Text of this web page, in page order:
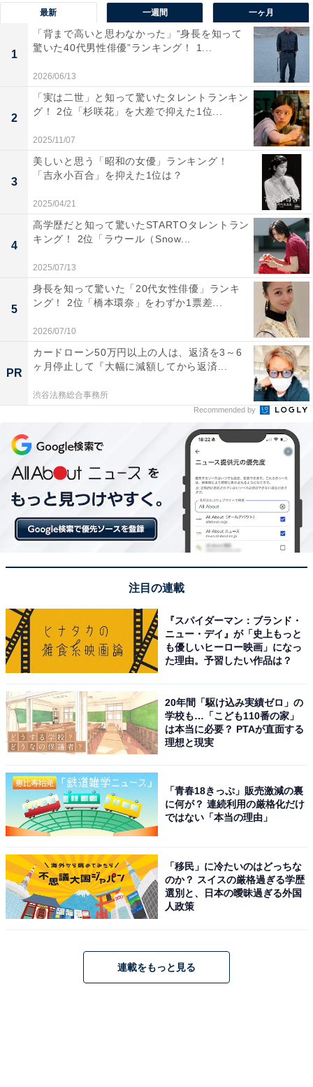
1位：道枝駿佑／63票
View this post on Instagram
A post shared by 道枝駿佑 / Michieda Shunsuke
1位に輝いたのは、道枝駿佑さん！ アイドル活動だけで
なく、俳優、モデルとしても活躍しています。2022年12
月からは、ファッション雑誌『MEN’S NON-NO』（集英
ート。美しいビジュアルとスタイルの良さを生かし、カ
装を格好良く着こなしています。
回答者からは「背が高くてスタイルも良いのでシンプル
の表紙を務めることも多く、MEN’S NON NOに登場して
男性からの人気も獲得しているからです」（60代男性／
愛知県）、「高い身長と端正なルックスを生かしてモデ
ルとしても活躍中でおしゃれだと思うからです」（60代
女性／愛知県）、「ハイブランドを着こなしていてオシ
ャレだから」（20代女性／東京都）などの声が上がりま
した。
※回答者からのコメントは原文ママです
この記事の筆者：児玉 友梨 プロフィール
1987年東京都生まれ。フリーライター。地方に移住し、
稿しています。
最新 一週間 一ヶ月
1
「背まで高いと思わなかった」“身長を知って
驚いた40代男性俳優”ランキング！ 1...
2026/06/13
2
「実は二世」と知って驚いたタレントランキン
グ！ 2位「杉咲花」を大差で抑えた1位...
2025/11/07
3
美しいと思う「昭和の女優」ランキング！
「吉永小百合」を抑えた1位は？
2025/04/21
4
高学歴だと知って驚いたSTARTOタレントラン
キング！ 2位「ラウール（Snow...
2025/07/13
5
身長を知って驚いた「20代女性俳優」ランキ
ング！ 2位「橋本環奈」をわずか1票差...
2026/07/10
PR
カードローン50万円以上の人は、返済を3～6
ヶ月停止して『大幅に減額してから返済...
渋谷法務総合事務所
Recommended by
注目の連載
『スパイダーマン：ブランド・
ニュー・デイ』が「史上もっと
も優しいヒーロー映画」になっ
た理由。予習したい作品は？
20年間「駆け込み実績ゼロ」の
学校も…「こども110番の家」
は本当に必要？ PTAが直面する
理想と現実
「青春18きっぷ」販売激減の裏
に何が？ 連続利用の厳格化だけ
ではない「本当の理由」
「移民」に冷たいのはどっちな
のか？ スイスの厳格過ぎる学歴
選別と、日本の曖昧過ぎる外国
人政策
連載をもっと見る